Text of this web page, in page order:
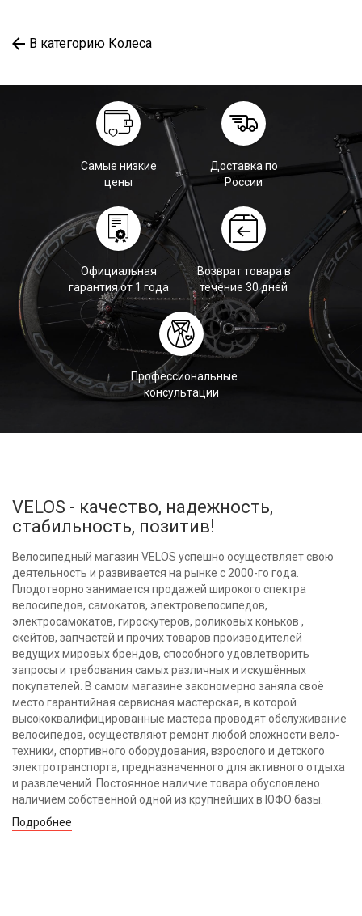
В категорию Колеса
Самые низкие
цены
Доставка по
России
Официальная
гарантия от 1 года
Возврат товара в
течение 30 дней
Профессиональные
консультации
VELOS - качество, надежность,
стабильность, позитив!
Велосипедный магазин VELOS успешно осуществляет свою
деятельность и развивается на рынке с 2000-го года.
Плодотворно занимается продажей широкого спектра
велосипедов, самокатов, электровелосипедов,
электросамокатов, гироскутеров, роликовых коньков ,
скейтов, запчастей и прочих товаров производителей
ведущих мировых брендов, способного удовлетворить
запросы и требования самых различных и искушённых
покупателей. В самом магазине закономерно заняла своё
место гарантийная сервисная мастерская, в которой
высококвалифицированные мастера проводят обслуживание
велосипедов, осуществляют ремонт любой сложности вело-
техники, спортивного оборудования, взрослого и детского
электротранспорта, предназначенного для активного отдыха
и развлечений. Постоянное наличие товара обусловлено
наличием собственной одной из крупнейших в ЮФО базы.
Подробнее